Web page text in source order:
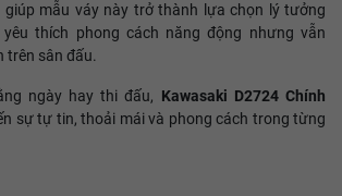
mẫu váy này trở thành lựa chọn lý tưởng
thích phong cách năng động nhưng vẫn
trên sân đấu.
ngày hay thi đấu, Kawasaki D2724 Chính
sự tự tin, thoải mái và phong cách trong từng